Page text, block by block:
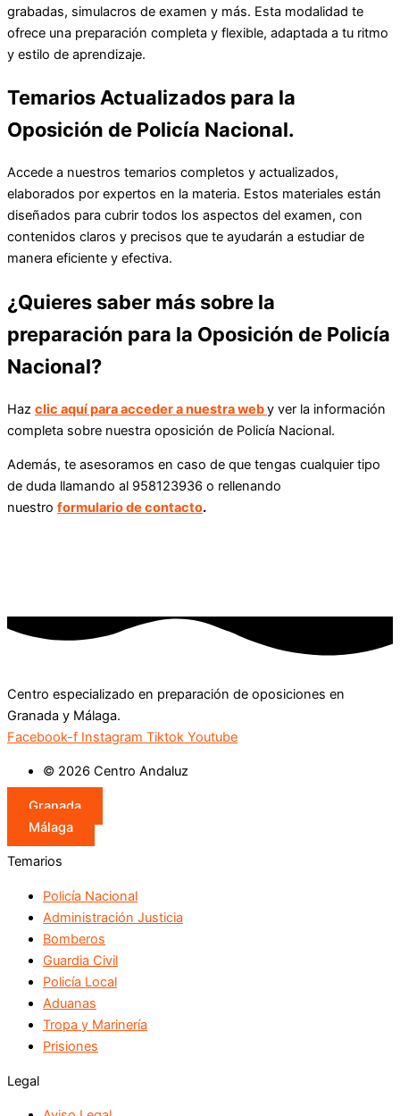
grabadas, simulacros de examen y más. Esta modalidad te
ofrece una preparación completa y flexible, adaptada a tu ritmo
y estilo de aprendizaje.
Temarios Actualizados para la
Oposición de Policía Nacional.
Accede a nuestros temarios completos y actualizados,
elaborados por expertos en la materia. Estos materiales están
diseñados para cubrir todos los aspectos del examen, con
contenidos claros y precisos que te ayudarán a estudiar de
manera eficiente y efectiva.
¿Quieres saber más sobre la
preparación para la Oposición de Policía
Nacional?
Haz clic aquí para acceder a nuestra weby ver la información
completa sobre nuestra oposición de Policía Nacional.
Además, te asesoramos en caso de que tengas cualquier tipo
de duda llamando al 958123936 o rellenando
nuestro formulario de contacto.
Centro especializado en preparación de oposiciones en
Granada y Málaga.
Facebook-f Instagram Tiktok Youtube
© 2026 Centro Andaluz
Granada
Málaga
Temarios
Policía Nacional
Administración Justicia
Bomberos
Guardia Civil
Policía Local
Aduanas
Tropa y Marinería
Prisiones
Legal